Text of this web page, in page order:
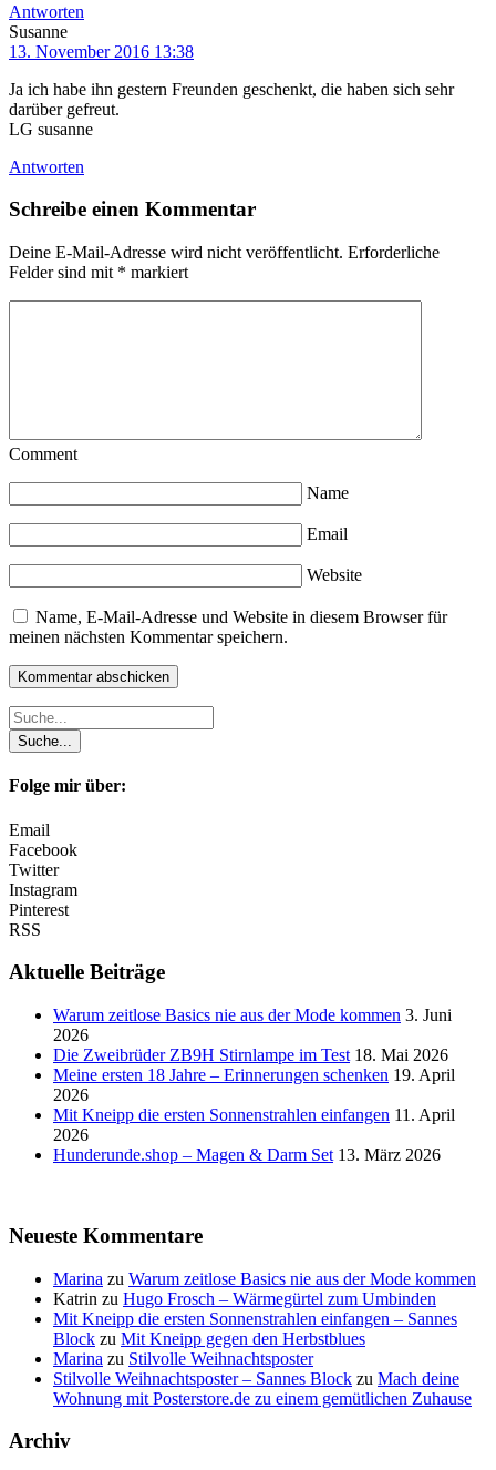
Antworten
Susanne
13. November 2016 13:38
Ja ich habe ihn gestern Freunden geschenkt, die haben sich sehr
darüber gefreut.
LG susanne
Antworten
Schreibe einen Kommentar
Deine E-Mail-Adresse wird nicht veröffentlicht. Erforderliche
Felder sind mit * markiert
Comment
Name
Email
Website
Name, E-Mail-Adresse und Website in diesem Browser für
meinen nächsten Kommentar speichern.
Folge mir über:
Email
Facebook
Twitter
Instagram
Pinterest
RSS
Aktuelle Beiträge
Warum zeitlose Basics nie aus der Mode kommen 3. Juni
2026
Die Zweibrüder ZB9H Stirnlampe im Test 18. Mai 2026
Meine ersten 18 Jahre – Erinnerungen schenken 19. April
2026
Mit Kneipp die ersten Sonnenstrahlen einfangen 11. April
2026
Hunderunde.shop – Magen & Darm Set 13. März 2026
Neueste Kommentare
Marina zu Warum zeitlose Basics nie aus der Mode kommen
Katrin zu Hugo Frosch – Wärmegürtel zum Umbinden
Mit Kneipp die ersten Sonnenstrahlen einfangen – Sannes
Block zu Mit Kneipp gegen den Herbstblues
Marina zu Stilvolle Weihnachtsposter
Stilvolle Weihnachtsposter – Sannes Block zu Mach deine
Wohnung mit Posterstore.de zu einem gemütlichen Zuhause
Archiv